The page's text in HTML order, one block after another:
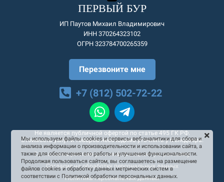
ПЕРВЫЙ БУР
ИП Паутов Михаил Владимирович
ИНН 370264323102
ОГРН 323784700265359
Перезвоните мне
+7 (812) 502-72-22
Не является публичной офертой по статье 495 ГК РФ.
Стоимость услуг и товаров необходимо уточнять у менеджера.
Согласие на рекламную и информационную рассылку
Согласие на обработку персональных данных
Политика персональных данных
Мы используем файлы cookies и сервисы веб-аналитики для сбора и
анализа информации о производительности и использовании сайта, а
также для обеспечения его работы и улучшения функциональности.
Продолжая пользоваться сайтом, вы соглашаетесь на размещение
файлов cookies и обработку данных метрических систем в
соответствии с Политикой обработки персональных данных.